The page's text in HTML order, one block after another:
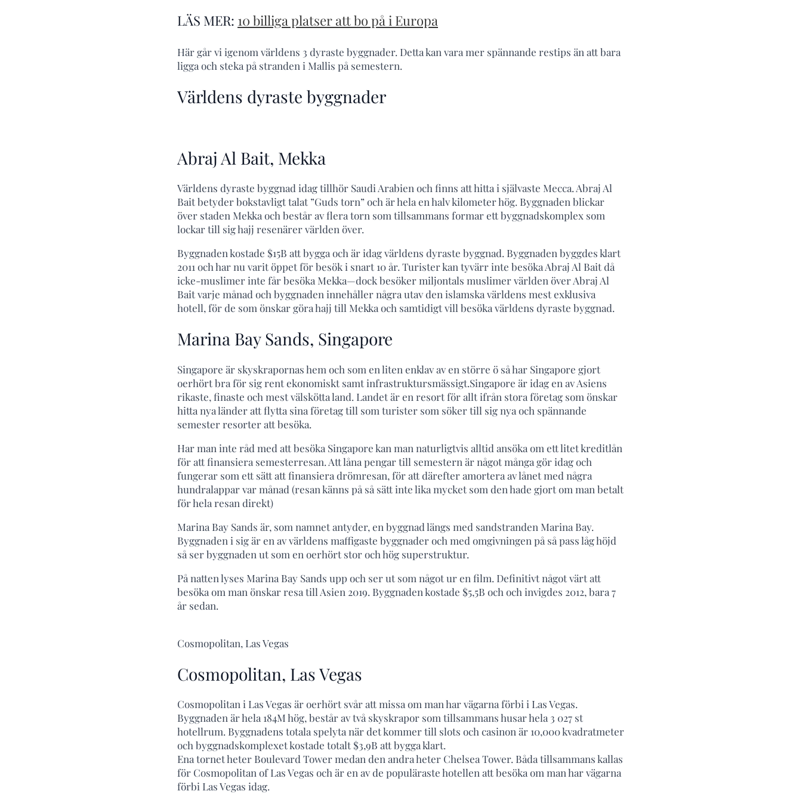
LÄS MER: 10 billiga platser att bo på i Europa
Här går vi igenom världens 3 dyraste byggnader. Detta kan vara mer spännande restips än att bara
ligga och steka på stranden i Mallis på semestern.
Världens dyraste byggnader
Abraj Al Bait, Mekka
Världens dyraste byggnad idag tillhör Saudi Arabien och finns att hitta i självaste Mecca. Abraj Al
Bait betyder bokstavligt talat ”Guds torn” och är hela en halv kilometer hög. Byggnaden blickar
över staden Mekka och består av flera torn som tillsammans formar ett byggnadskomplex som
lockar till sig hajj resenärer världen över.
Byggnaden kostade $15B att bygga och är idag världens dyraste byggnad. Byggnaden byggdes klart
2011 och har nu varit öppet för besök i snart 10 år. Turister kan tyvärr inte besöka Abraj Al Bait då
icke-muslimer inte får besöka Mekka—dock besöker miljontals muslimer världen över Abraj Al
Bait varje månad och byggnaden innehåller några utav den islamska världens mest exklusiva
hotell, för de som önskar göra hajj till Mekka och samtidigt vill besöka världens dyraste byggnad.
Marina Bay Sands, Singapore
Singapore är skyskrapornas hem och som en liten enklav av en större ö så har Singapore gjort
oerhört bra för sig rent ekonomiskt samt infrastruktursmässigt.Singapore är idag en av Asiens
rikaste, finaste och mest välskötta land. Landet är en resort för allt ifrån stora företag som önskar
hitta nya länder att flytta sina företag till som turister som söker till sig nya och spännande
semester resorter att besöka.
Har man inte råd med att besöka Singapore kan man naturligtvis alltid ansöka om ett litet kreditlån
för att finansiera semesterresan. Att låna pengar till semestern är något många gör idag och
fungerar som ett sätt att finansiera drömresan, för att därefter amortera av lånet med några
hundralappar var månad (resan känns på så sätt inte lika mycket som den hade gjort om man betalt
för hela resan direkt)
Marina Bay Sands är, som namnet antyder, en byggnad längs med sandstranden Marina Bay.
Byggnaden i sig är en av världens maffigaste byggnader och med omgivningen på så pass låg höjd
så ser byggnaden ut som en oerhört stor och hög superstruktur.
På natten lyses Marina Bay Sands upp och ser ut som något ur en film. Definitivt något värt att
besöka om man önskar resa till Asien 2019. Byggnaden kostade $5,5B och och invigdes 2012, bara 7
år sedan.
Cosmopolitan, Las Vegas
Cosmopolitan, Las Vegas
Cosmopolitan i Las Vegas är oerhört svår att missa om man har vägarna förbi i Las Vegas.
Byggnaden är hela 184M hög, består av två skyskrapor som tillsammans husar hela 3 027 st
hotellrum. Byggnadens totala spelyta när det kommer till slots och casinon är 10,000 kvadratmeter
och byggnadskomplexet kostade totalt $3,9B att bygga klart.
Ena tornet heter Boulevard Tower medan den andra heter Chelsea Tower. Båda tillsammans kallas
för Cosmopolitan of Las Vegas och är en av de populäraste hotellen att besöka om man har vägarna
förbi Las Vegas idag.